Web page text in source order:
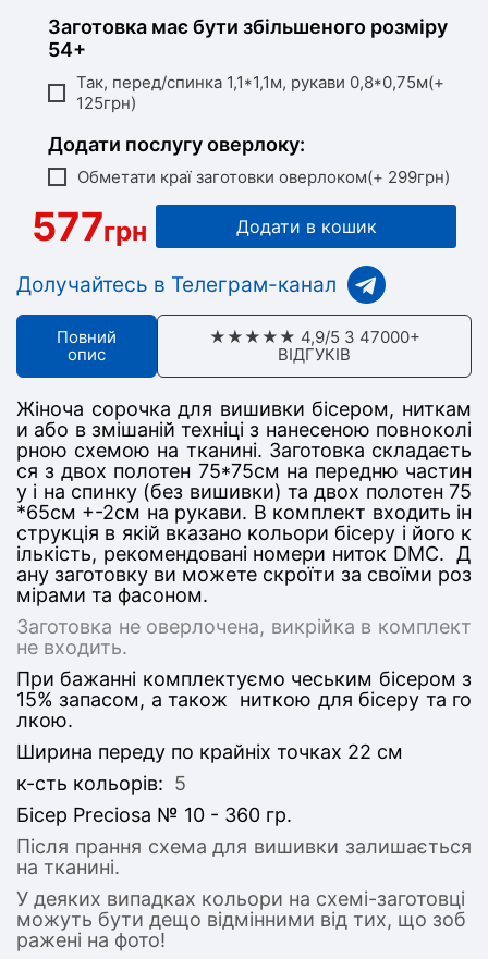
Заготовка має бути збільшеного розміру
54+
Так, перед/спинка 1,1*1,1м, рукави 0,8*0,75м(+
125грн)
Додати послугу оверлоку:
Обметати краї заготовки оверлоком(+ 299грн)
577грн Додати в кошик
Долучайтесь в Телеграм-канал
Повний
опис
★★★★★ 4,9/5 З 47000+
ВІДГУКІВ
Жіноча сорочка для вишивки бісером, ниткам
и або в змішаній техніці з нанесеною повноколі
рною схемою на тканині. Заготовка складаєть
ся з двох полотен 75*75см на передню частин
у і на спинку (без вишивки) та двох полотен 75
*65см +-2см на рукави. В комплект входить ін
струкція в якій вказано кольори бісеру і його к
ількість, рекомендовані номери ниток DMC. Д
ану заготовку ви можете скроїти за своїми роз
мірами та фасоном.
Заготовка не оверлочена, викрійка в комплект
не входить.
При бажанні комплектуємо чеським бісером з
15% запасом, а також ниткою для бісеру та го
лкою.
Ширина переду по крайніх точках 22 см
к-сть кольорів: 5
Бісер Preciosa № 10 - 360 гр.
Після прання схема для вишивки залишається
на тканині.
У деяких випадках кольори на схемі-заготовці
можуть бути дещо відмінними від тих, що зоб
ражені на фото!